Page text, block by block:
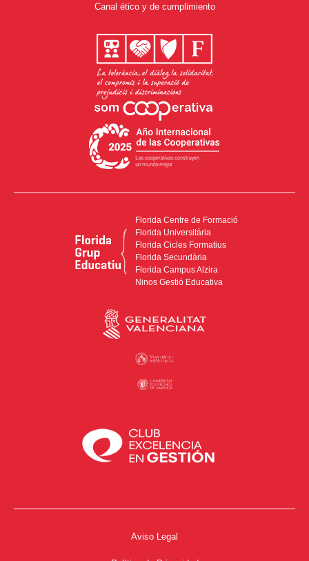
Canal ético y de cumplimiento
Florida Centre de Formació
Florida Universitària
Florida Cicles Formatius
Florida Secundària
Florida Campus Alzira
Ninos Gestió Educativa
Aviso Legal